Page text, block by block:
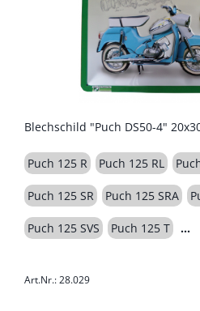
Blechschild "Puch DS50-4"
Puch 125 R Puch 125 RL
Puch 125 SR Puch 125 SRA
Puch 125 SVS Puch 125 T
Art.Nr.: 28.029